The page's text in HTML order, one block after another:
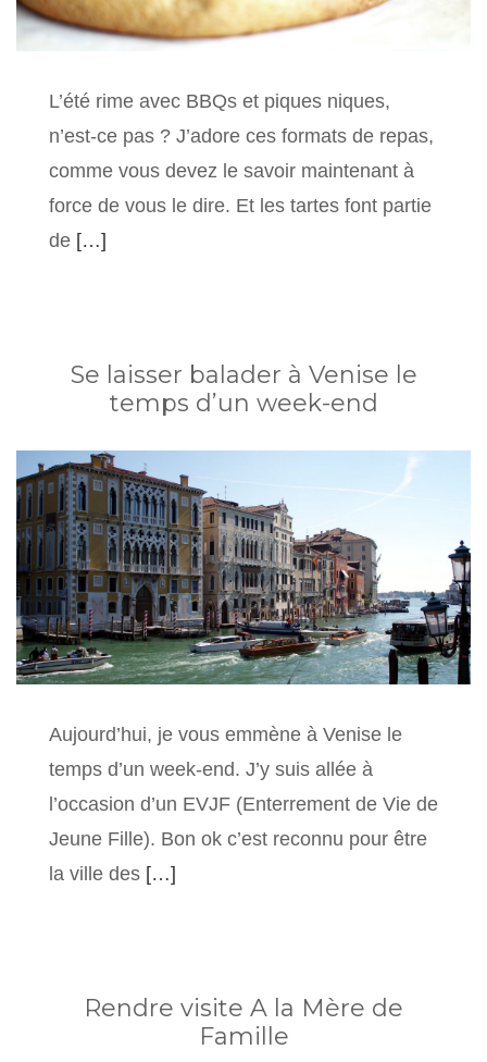
L’été rime avec BBQs et piques niques,
n’est-ce pas ? J’adore ces formats de repas,
comme vous devez le savoir maintenant à
force de vous le dire. Et les tartes font partie
de […]
Se laisser balader à Venise le
temps d’un week-end
Aujourd’hui, je vous emmène à Venise le
temps d’un week-end. J’y suis allée à
l’occasion d’un EVJF (Enterrement de Vie de
Jeune Fille). Bon ok c’est reconnu pour être
la ville des […]
Rendre visite A la Mère de
Famille